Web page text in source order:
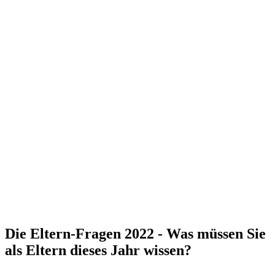
Die Eltern-Fragen 2022 - Was müssen Sie
als Eltern dieses Jahr wissen?